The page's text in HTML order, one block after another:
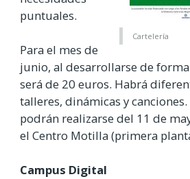
Cartelería
puntuales.
Para el mes de
junio, al desarrollarse de
será de 20 euros. Habrá
talleres, dinámicas y
podrán realizarse del 11 de
el Centro Motilla (primera
Campus Digital